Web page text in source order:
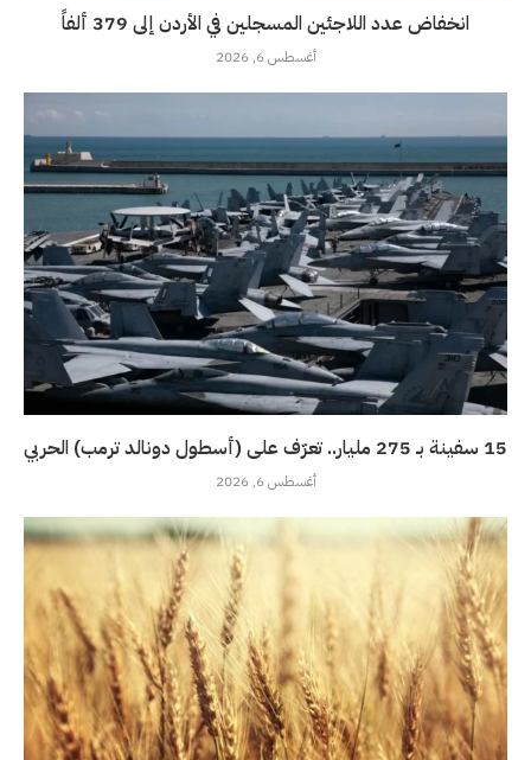
انخفاض عدد اللاجئين المسجلين في الأردن إلى 379 ألفاً
أغسطس 6, 2026
15 سفينة بـ 275 مليار.. تعرّف على (أسطول دونالد ترمب) الحربي
أغسطس 6, 2026